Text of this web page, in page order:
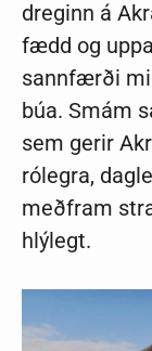
dreginn á
fædd og
sannfærði
búa. Smám
sem gerir
rólegra,
meðfram
hlýlegt.